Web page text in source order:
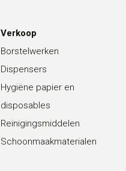
Verkoop
Borstelwerken
Dispensers
Hygiëne papier en
disposables
Reinigingsmiddelen
Schoonmaakmaterialen